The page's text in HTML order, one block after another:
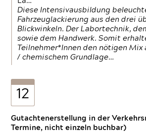
Diese Intensivausbildung
Fahrzeuglackierung aus den drei
Blickwinkeln. Der Labortechnik,
sowie dem Handwerk. Somit
Teilnehmer*Innen den nötigen Mix
/ chemischem Grundlage…
12
Gutachtenerstellung in der
Termine, nicht einzeln buchbar)